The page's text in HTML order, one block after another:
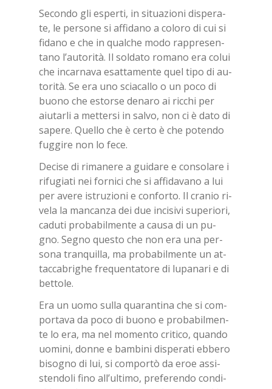
Se­con­do gli esper­ti, in si­tua­zio­ni di­spe­ra­
te, le per­so­ne si af­fi­da­no a co­lo­ro di cui si
fi­da­no e che in qual­che modo rap­pre­sen­
ta­no l’au­to­ri­tà. Il sol­da­to ro­ma­no era co­lui
che in­car­na­va esat­ta­men­te quel tipo di au­
to­ri­tà. Se era uno scia­cal­lo o un poco di
buo­no che estor­se de­na­ro ai ric­chi per
aiu­tar­li a met­ter­si in sal­vo, non ci è dato di
sa­pe­re. Quel­lo che è cer­to è che po­ten­do
fug­gi­re non lo fece.
De­ci­se di ri­ma­ne­re a gui­da­re e con­so­la­re i
ri­fu­gia­ti nei for­ni­ci che si af­fi­da­va­no a lui
per ave­re istru­zio­ni e con­for­to. Il cra­nio ri­
ve­la la man­can­za dei due in­ci­si­vi su­pe­rio­ri,
ca­du­ti pro­ba­bil­men­te a cau­sa di un pu­
gno. Se­gno que­sto che non era una per­
so­na tran­quil­la, ma pro­ba­bil­men­te un at­
tac­ca­bri­ghe fre­quen­ta­to­re di lu­pa­na­ri e di
bet­to­le.
Era un uomo sul­la qua­ran­ti­na che si com­
por­ta­va da poco di buo­no e pro­ba­bil­men­
te lo era, ma nel mo­men­to cri­ti­co, quan­do
uo­mi­ni, don­ne e bam­bi­ni di­spe­ra­ti eb­be­ro
bi­so­gno di lui, si com­por­tò da eroe as­si­
sten­do­li fino al­l’ul­ti­mo, pre­fe­ren­do con­di­